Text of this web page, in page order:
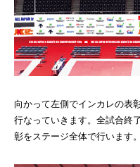
向かって左側でインカレの表
行なっていきます。全試合終
彰をステージ全体で行います